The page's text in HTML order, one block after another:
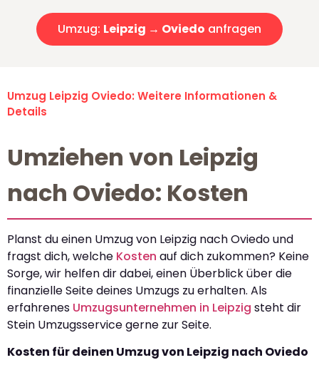
Umzug: Leipzig → Oviedo anfragen
Umzug Leipzig Oviedo: Weitere Informationen &
Details
Umziehen von Leipzig
nach Oviedo: Kosten
Planst du einen Umzug von Leipzig nach Oviedo und
fragst dich, welche Kosten auf dich zukommen? Keine
Sorge, wir helfen dir dabei, einen Überblick über die
finanzielle Seite deines Umzugs zu erhalten. Als
erfahrenes Umzugsunternehmen in Leipzig steht dir
Stein Umzugsservice gerne zur Seite.
Kosten für deinen Umzug von Leipzig nach Oviedo